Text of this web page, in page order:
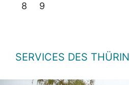
8 9
SERVICES DES